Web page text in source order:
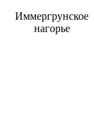
Иммергрунское
нагорье